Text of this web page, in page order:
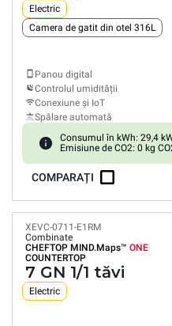
Electric
Camera de gatit din otel 316L
Panou digital
Controlul umidității
Conexiune și IoT
Spălare automată
Consumul în kWh: 29,4
Emisiune de CO2: 0 kg
COMPARAȚI
XEVC-0711-E1RM
Combinate
CHEFTOP MIND.Maps™ ONE
COUNTERTOP
7 GN 1/1 tăvi
Electric